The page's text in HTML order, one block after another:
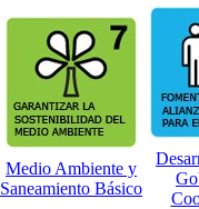
Medio Ambiente y
Saneamiento Básico